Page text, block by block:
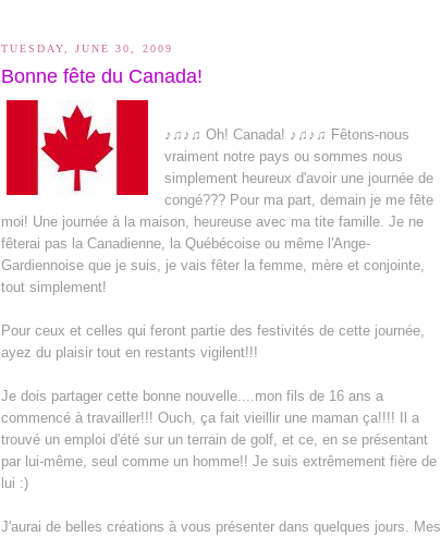
TUESDAY, JUNE 30, 2009
Bonne fête du Canada!
♪♫♪♫ Oh! Canada! ♪♫♪♫ Fêtons-nous
vraiment notre pays ou sommes nous
simplement heureux d'avoir une journée de
congé??? Pour ma part, demain je me fête
moi! Une journée à la maison, heureuse avec ma tite famille. Je ne
fêterai pas la Canadienne, la Québécoise ou même l'Ange-
Gardiennoise que je suis, je vais fêter la femme, mère et conjointe,
tout simplement!
Pour ceux et celles qui feront partie des festivités de cette journée,
ayez du plaisir tout en restants vigilent!!!
Je dois partager cette bonne nouvelle....mon fils de 16 ans a
commencé à travailler!!! Ouch, ça fait vieillir une maman ça!!!! Il a
trouvé un emploi d'été sur un terrain de golf, et ce, en se présentant
par lui-même, seul comme un homme!! Je suis extrêmement fière de
lui :)
J'aurai de belles créations à vous présenter dans quelques jours. Mes